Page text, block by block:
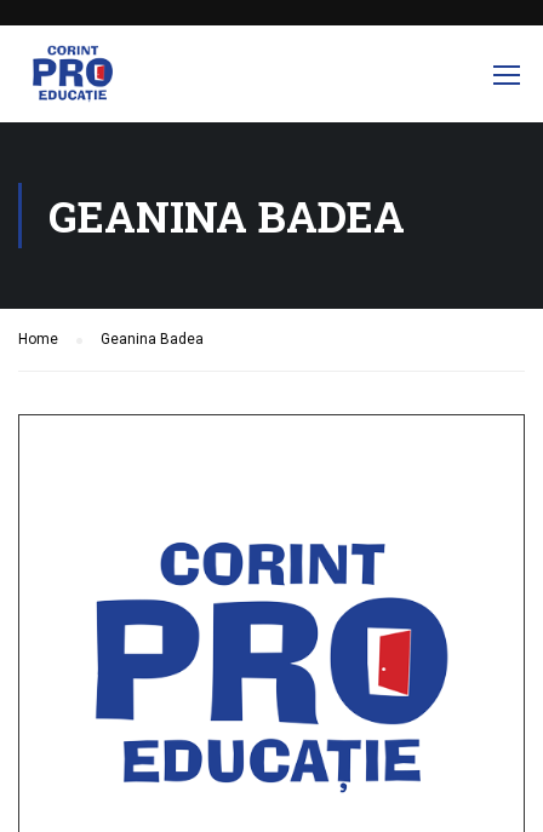
GEANINA BADEA
Home Geanina Badea